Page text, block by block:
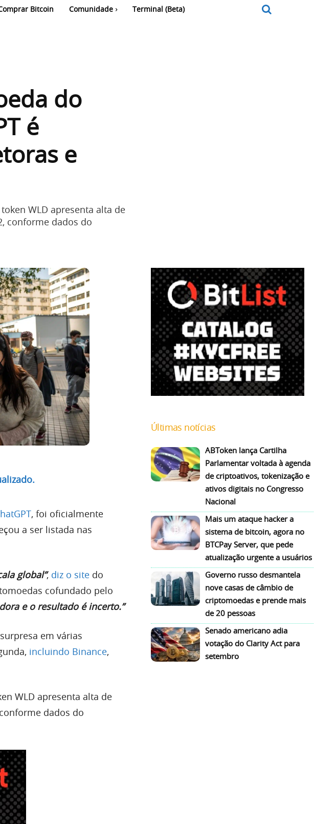
Bitcoin Comunidade Terminal (Beta)
do
é
e
WLD apresenta alta de
conforme dados do
, foi oficialmente
a ser listada nas
global”, diz o site do
cofundado pelo
e o resultado é incerto.”
em várias
incluindo Binance,
WLD apresenta alta de
dados do
Últimas notícias
ABToken lança Cartilha
Parlamentar voltada à agenda
de criptoativos, tokenização e
ativos digitais no Congresso
Nacional
Mais um ataque hacker a
sistema de bitcoin, agora no
BTCPay Server, que pede
atualização urgente a usuários
Governo russo desmantela
nove casas de câmbio de
criptomoedas e prende mais
de 20 pessoas
Senado americano adia
votação do Clarity Act para
setembro